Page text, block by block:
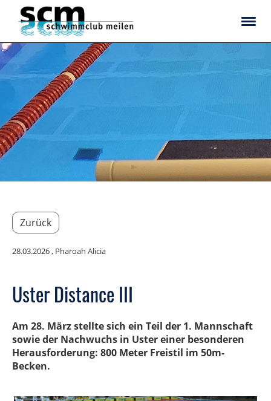
Zurück
28.03.2026, Pharoah Alicia
Uster Distance III
Am 28. März stellte sich ein Teil der 1. Mannschaft
sowie der Nachwuchs in Uster einer besonderen
Herausforderung: 800 Meter Freistil im 50m-
Becken.